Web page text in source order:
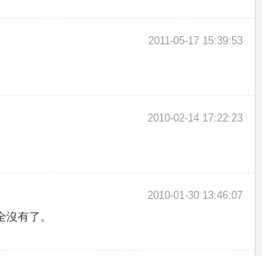
2011-05-17 15:39:53
2010-02-14 17:22:23
2010-01-30 13:46:07
有了。